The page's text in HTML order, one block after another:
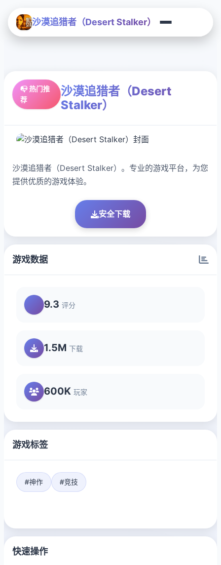
沙漠追猎者（Desert Stalker）
📭 热门推
荐
沙漠追猎者（Desert
Stalker）
沙漠追猎者（Desert Stalker）。专业的游戏平台，为您
提供优质的游戏体验。
安全下载
游戏数据
9.3 评分
1.5M 下载
600K 玩家
游戏标签
#神作 #竞技
快速操作